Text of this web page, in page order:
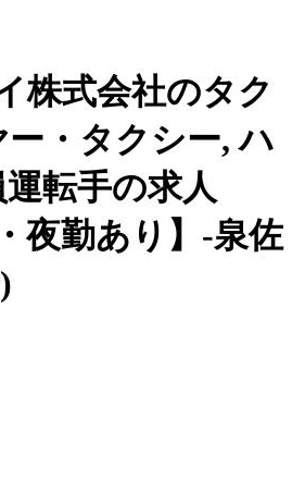
株式会社のタク
・タクシー, ハ
転手の求人
夜勤あり】-泉佐